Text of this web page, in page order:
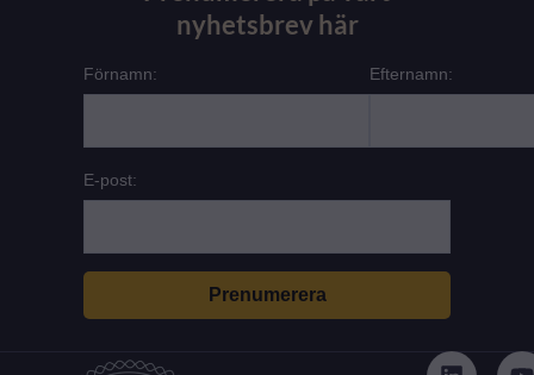
nyhetsbrev här
Förnamn: Efternamn:
E-post:
L
i
o